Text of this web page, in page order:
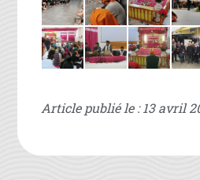
Article publié le : 13 avril